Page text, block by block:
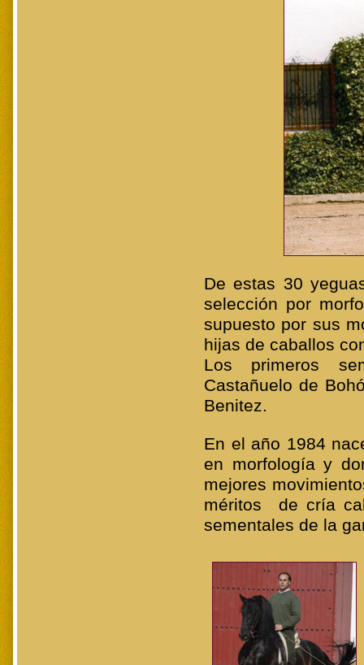
De estas 30
selección por
supuesto por sus
hijas de caballos
Los primeros
Castañuelo de
Benitez.
En el año 1984
en morfología y
mejores
méritos de cría
sementales de la